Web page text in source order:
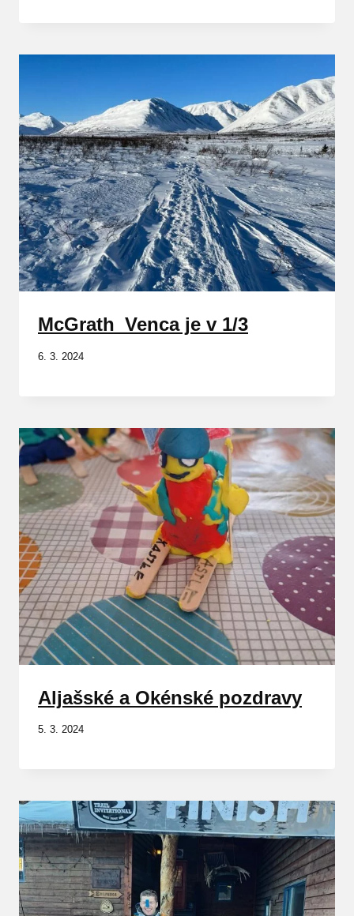
McGrath_Venca je v 1/3
6. 3. 2024
Aljašské a Okénské pozdravy
5. 3. 2024